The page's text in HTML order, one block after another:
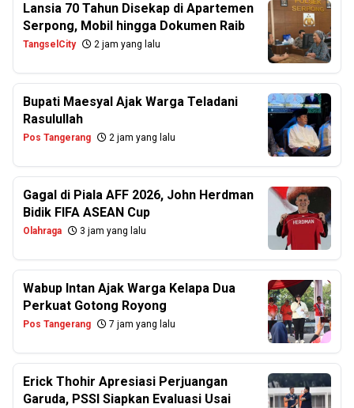
Lansia 70 Tahun Disekap di Apartemen
Serpong, Mobil hingga Dokumen Raib
TangselCity 2 jam yang lalu
Bupati Maesyal Ajak Warga Teladani
Rasulullah
Pos Tangerang 2 jam yang lalu
Gagal di Piala AFF 2026, John Herdman
Bidik FIFA ASEAN Cup
Olahraga 3 jam yang lalu
Wabup Intan Ajak Warga Kelapa Dua
Perkuat Gotong Royong
Pos Tangerang 7 jam yang lalu
Erick Thohir Apresiasi Perjuangan
Garuda, PSSI Siapkan Evaluasi Usai